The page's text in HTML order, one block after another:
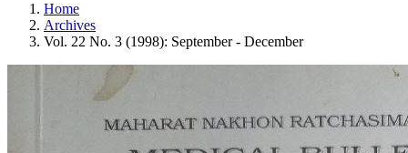
Home
Archives
Vol. 22 No. 3 (1998): September - December